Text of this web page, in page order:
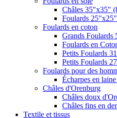
Châles 35"x35"
Foulards
Foulards en coton
Grands
Foulards en
Petits Foulards
Petits Foulards
Foulards pour des
Écharpes en
Châles d'Orenburg
Châles doux
Châles fins en
Textile et tissus